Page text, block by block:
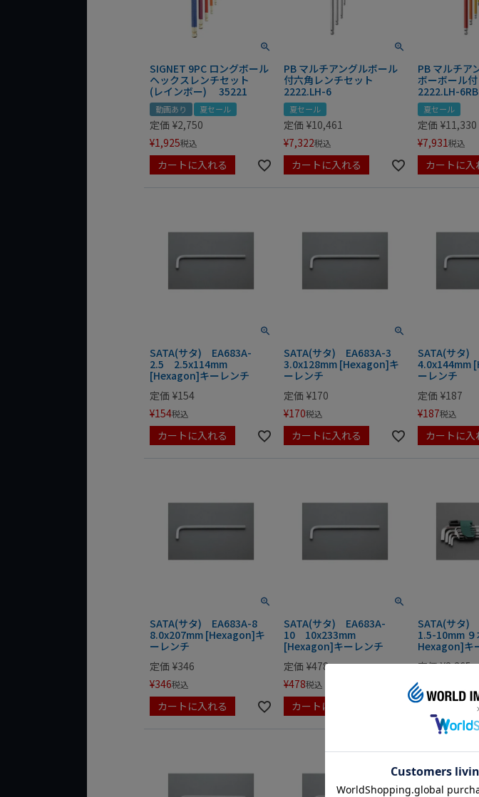
SIGNET 9PC ロングボール
ヘックスレンチセット
(レインボー) 35221
動画あり 夏セール
定価 ¥2,750
¥1,925税込
カートに入れる
PB マルチアングルボール
付六角レンチセット
2222.LH-6
夏セール
定価 ¥10,461
¥7,322税込
カートに入れる
PB マルチア
ボーボール
2222.LH-6RB
夏セール
定価 ¥11,330
¥7,931税込
カートに入
SATA(サタ) EA683A-
2.5 2.5x114mm
[Hexagon]キーレンチ
定価 ¥154
¥154税込
カートに入れる
SATA(サタ) EA683A-3
3.0x128mm [Hexagon]キ
ーレンチ
定価 ¥170
¥170税込
カートに入れる
SATA(サタ)
4.0x144mm
ーレンチ
定価 ¥187
¥187税込
カートに入
SATA(サタ) EA683A-8
8.0x207mm [Hexagon]キ
ーレンチ
定価 ¥346
¥346税込
カートに入れる
SATA(サタ) EA683A-
10 10x233mm
[Hexagon]キーレンチ
定価 ¥478
¥478税込
カートに入れる
SATA(サタ)
1.5-10mm
Hexagon]キ
定価 ¥2,365
¥
カートに入